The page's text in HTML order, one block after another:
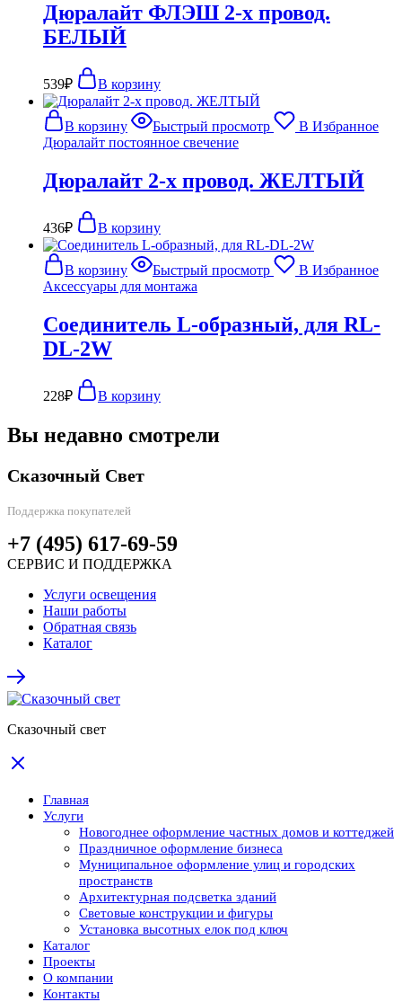
Дюралайт ФЛЭШ 2-х провод.
БЕЛЫЙ
539₽ В корзину
В корзину Быстрый просмотр
В Избранное
Дюралайт постоянное свечение
Дюралайт 2-х провод. ЖЕЛТЫЙ
436₽ В корзину
В корзину Быстрый просмотр
В Избранное
Аксессуары для монтажа
Соединитель L-образный, для RL-
DL-2W
228₽ В корзину
Вы недавно смотрели
Сказочный Свет
Поддержка покупателей
+7 (495) 617-69-59
СЕРВИС И ПОДДЕРЖКА
Услуги освещения
Наши работы
Обратная связь
Каталог
Сказочный свет
Главная
Услуги
Новогоднее оформление частных домов и коттеджей
Праздничное оформление бизнеса
Муниципальное оформление улиц и городских
пространств
Архитектурная подсветка зданий
Световые конструкции и фигуры
Установка высотных елок под ключ
Каталог
Проекты
О компании
Контакты